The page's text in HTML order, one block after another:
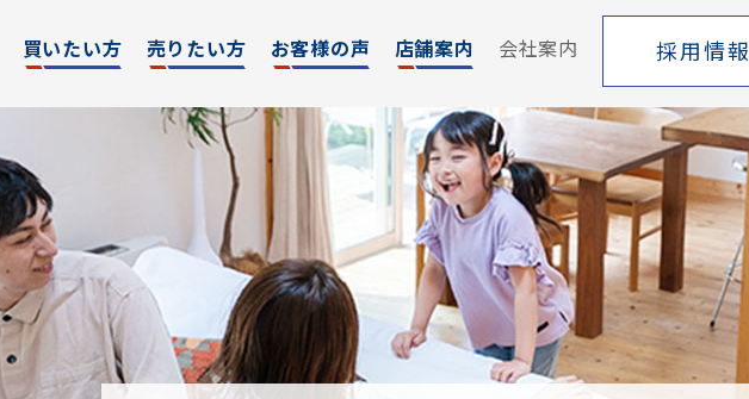
買いたい方 売りたい方 お客様の声 店舗案内 会社案内 採用情報
名古屋エリア
物件検索
物件一覧
東京エリア
物件検索
物件一覧
エリア別
名古屋エリア
不動産売却について
購入希望者情報一覧
売却サポート
シーンごとの売却
売り方のメリット・デメリット
買い替えの流れ
売却実績